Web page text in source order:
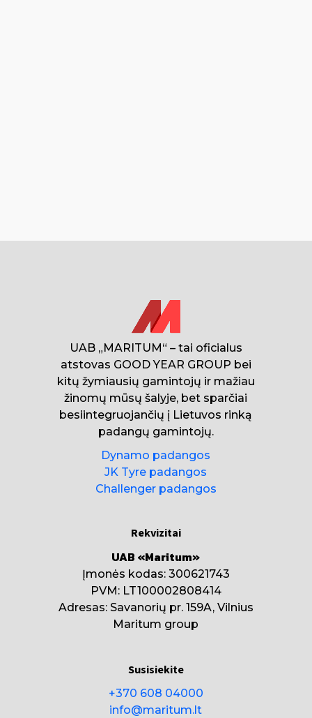
UAB „MARITUM“ – tai oficialus
atstovas GOOD YEAR GROUP bei
kitų žymiausių gamintojų ir mažiau
žinomų mūsų šalyje, bet sparčiai
besiintegruojančių į Lietuvos rinką
padangų gamintojų.
Dynamo padangos
JK Tyre padangos
Challenger padangos
Rekvizitai
UAB «Maritum»
Įmonės kodas: 300621743
PVM: LT100002808414
Adresas: Savanorių pr. 159A, Vilnius
Maritum group
Susisiekite
+370 608 04000
info@maritum.lt